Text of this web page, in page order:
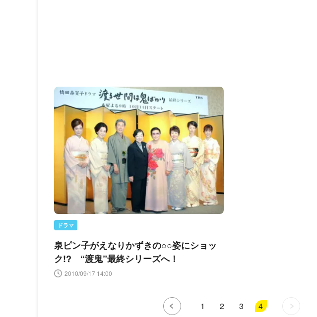
ドラマ
泉ピン子がえなりかずきの○○姿にショッ
ク!? “渡鬼”最終シリーズへ！
2010/09/17 14:00
1 2 3 4